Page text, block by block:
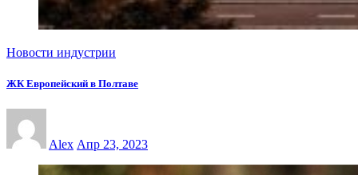
Новости индустрии
ЖК Европейский в Полтаве
Alex Апр 23, 2023